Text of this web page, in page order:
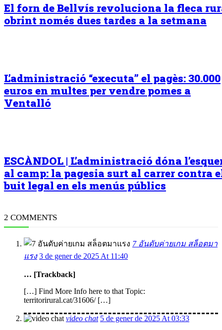
El forn de Bellvís revoluciona la fleca
obrint només dues tardes a la setmana
L’administració “executa” el pagès: 30.000
euros en multes per vendre pomes a
Ventalló
ESCÀNDOL | L’administració dóna
al camp: la pagesia surt al carrer contra
buit legal en els menús públics
2 COMMENTS
7 อันดับค่ายเกม สล็อตมา
แรง 3 de gener de 2025 At 11:40
… [Trackback]
[…] Find More Info here to that Topic:
territorirural.cat/31606/ […]
video chat 5 de gener de 2025 At 03:33